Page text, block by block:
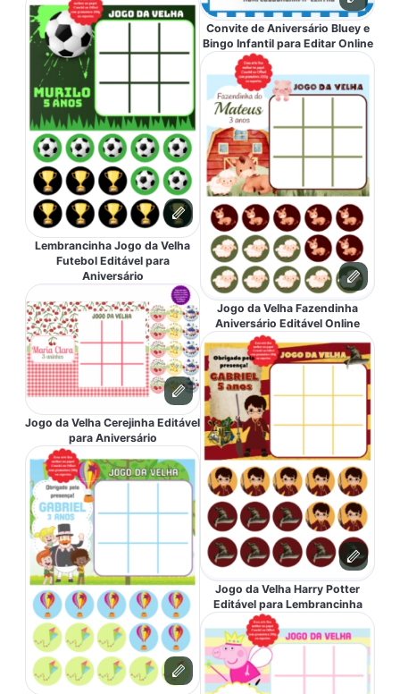
Lembrancinha Jogo da Velha
Futebol Editável para
Aniversário
Jogo da Velha Cerejinha Editável
para Aniversário
Convite de Aniversário Bluey e
Bingo Infantil para Editar Online
Jogo da Velha Fazendinha
Aniversário Editável Online
Jogo da Velha Harry Potter
Editável para Lembrancinha